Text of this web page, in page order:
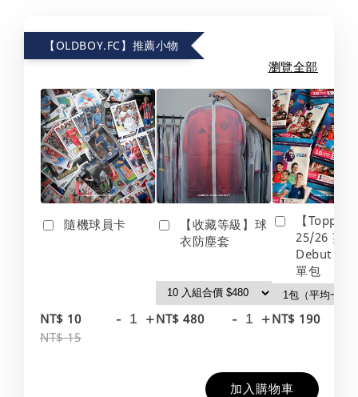
【OLDBOY.FC】推薦小物
瀏覽全部
隨機球員卡
NT$ 10
NT$ 15
- +
【收藏等級】球
衣防塵套
NT$ 480 - +
【Topps】
25/26 英
Debut
單包
NT$ 190
加入購物車